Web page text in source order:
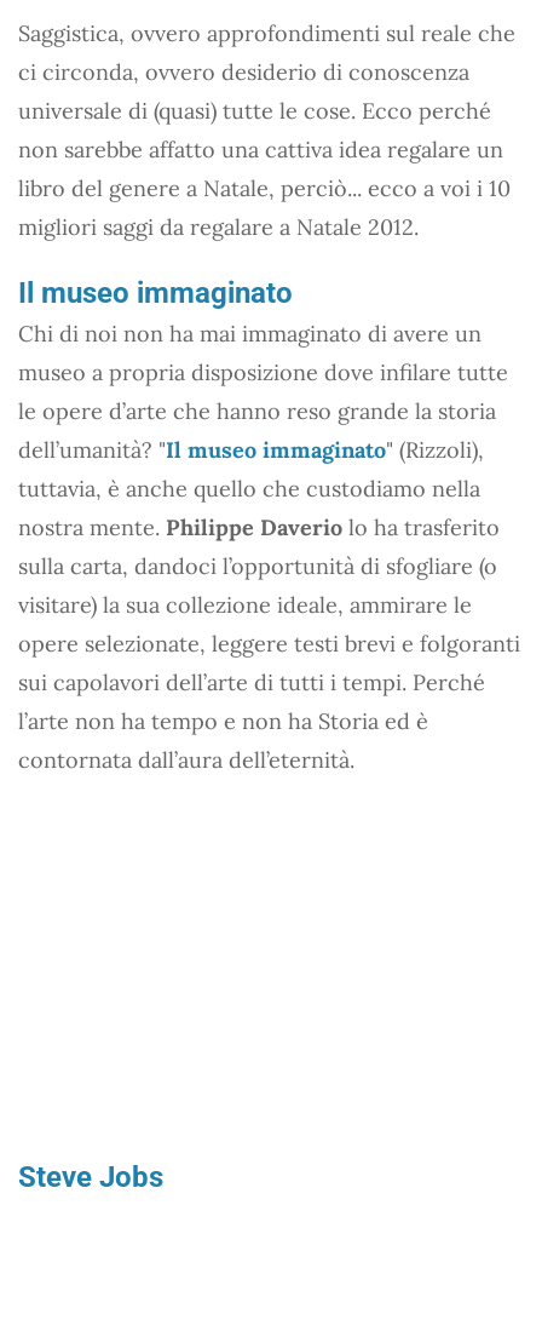
Saggistica, ovvero approfondimenti sul reale che
ci circonda, ovvero desiderio di conoscenza
universale di (quasi) tutte le cose. Ecco perché
non sarebbe affatto una cattiva idea regalare un
libro del genere a Natale, perciò... ecco a voi i 10
migliori saggi da regalare a Natale 2012.
Il museo immaginato
Chi di noi non ha mai immaginato di avere un
museo a propria disposizione dove infilare tutte
le opere d’arte che hanno reso grande la storia
dell’umanità? "Il museo immaginato" (Rizzoli),
tuttavia, è anche quello che custodiamo nella
nostra mente. Philippe Daverio lo ha trasferito
sulla carta, dandoci l’opportunità di sfogliare (o
visitare) la sua collezione ideale, ammirare le
opere selezionate, leggere testi brevi e folgoranti
sui capolavori dell’arte di tutti i tempi. Perché
l’arte non ha tempo e non ha Storia ed è
contornata dall’aura dell’eternità.
Steve Jobs